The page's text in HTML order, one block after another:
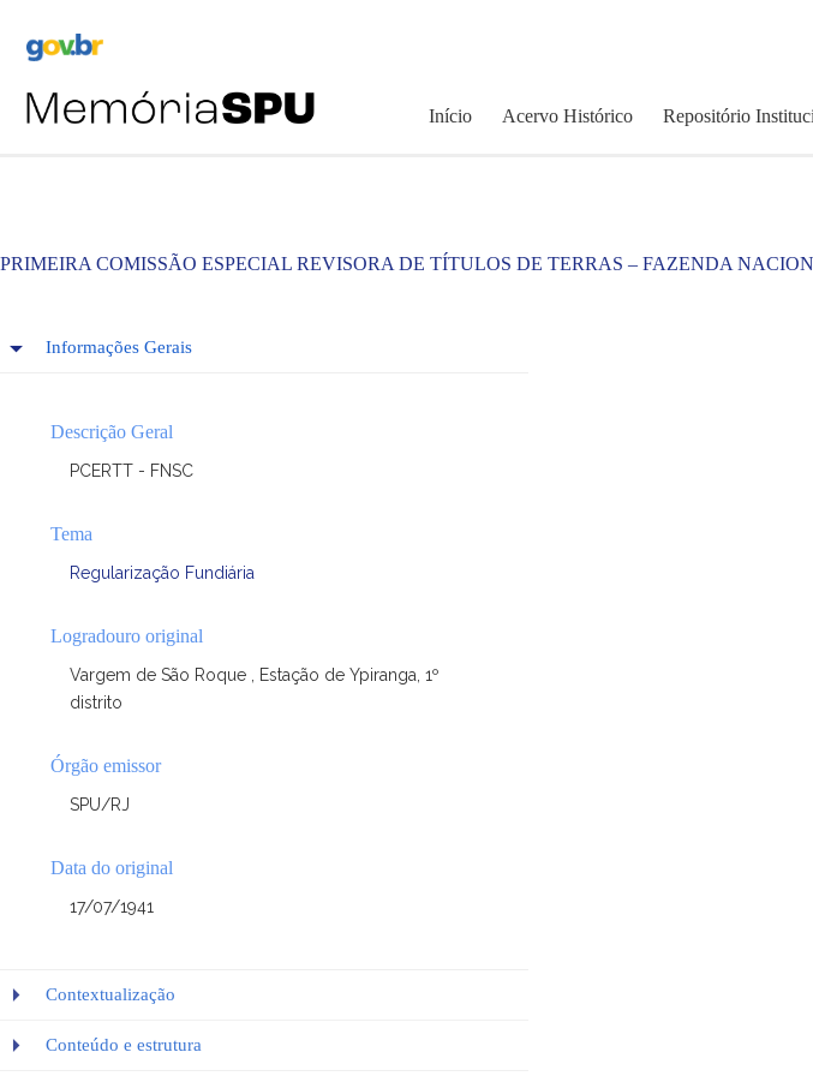
Início Acervo Histórico Repositório
PRIMEIRA COMISSÃO ESPECIAL REVISORA DE TÍTULOS DE TERRAS – FAZENDA
Informações Gerais
Descrição Geral
PCERTT - FNSC
Tema
Regularização Fundiária
Logradouro original
Vargem de São Roque , Estação de Ypiranga, 1º
distrito
Órgão emissor
SPU/RJ
Data do original
17/07/1941
Contextualização
Conteúdo e estrutura